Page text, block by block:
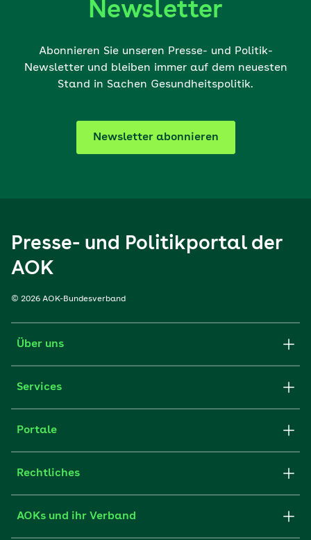
Newsletter
Abonnieren Sie unseren Presse- und Politik-
Newsletter und bleiben immer auf dem neuesten
Stand in Sachen Gesundheitspolitik.
Newsletter abonnieren
Presse- und Politikportal der
AOK
© 2026 AOK-Bundesverband
Über uns
Services
Portale
Rechtliches
AOKs und ihr Verband